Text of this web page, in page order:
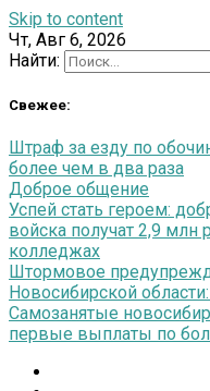
Skip to content
Чт, Авг 6, 2026
Найти:
Свежее:
Штраф за езду по
более чем в два раза
Доброе общение
Успей стать героем:
войска получат 2,9 млн
колледжах
Штормовое
Новосибирской
Самозанятые
первые выплаты по